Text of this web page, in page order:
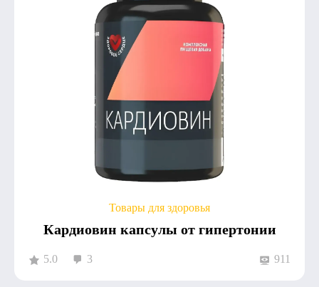
Товары для здоровья
Кардиовин капсулы от гипертонии
5.0 3 911